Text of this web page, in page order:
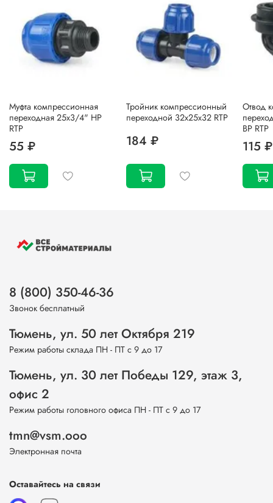
Муфта компрессионная
переходная 25х3/4" НР
RTP
55 ₽
Тройник компрессионный
переходной 32х25х32 RTP
184 ₽
Отвод
ВР RTP
115 ₽
8 (800) 350-46-36
Звонок бесплатный
Тюмень, ул. 50 лет Октября 219
Режим работы склада ПН - ПТ с 9 до 17
Тюмень, ул. 30 лет Победы 129, этаж 3,
офис 2
Режим работы головного офиса ПН - ПТ с 9 до 17
tmn@vsm.ooo
Электронная почта
Оставайтесь на связи